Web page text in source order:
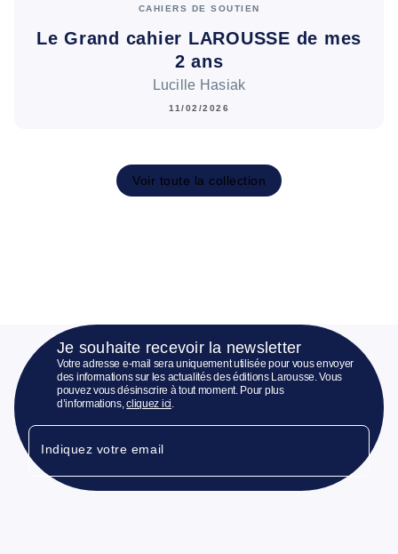
CAHIERS DE SOUTIEN
Le Grand cahier LAROUSSE de mes
2 ans
Lucille Hasiak
11/02/2026
Voir toute la collection
Je souhaite recevoir la newsletter
Votre adresse e-mail sera uniquement utilisée pour vous envoyer
des informations sur les actualités des éditions Larousse. Vous
pouvez vous désinscrire à tout moment. Pour plus
d’informations,cliquez ici.
Indiquez votre email